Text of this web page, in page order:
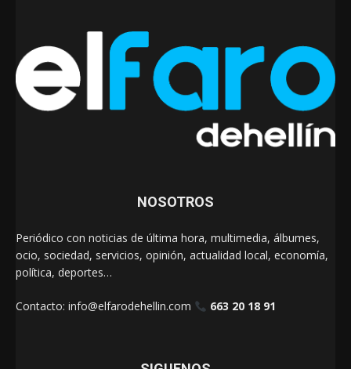
NOSOTROS
Periódico con noticias de última hora, multimedia, álbumes,
ocio, sociedad, servicios, opinión, actualidad local, economía,
política, deportes…
Contacto: info@elfarodehellin.com 663 20 18 91